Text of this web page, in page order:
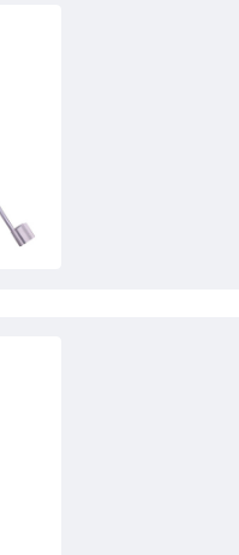
transducer, voedingskabel,
met